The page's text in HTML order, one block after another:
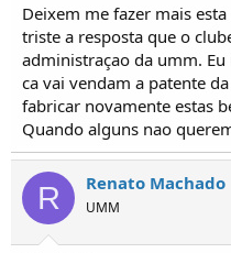
Deixem me fazer mais
triste a resposta que o
administraçao da umm.
ca vai vendam a patente
fabricar novamente estas
Quando alguns nao
R Renato Machado
UMM